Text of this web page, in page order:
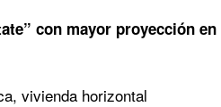
con mayor proyección en
vivienda horizontal